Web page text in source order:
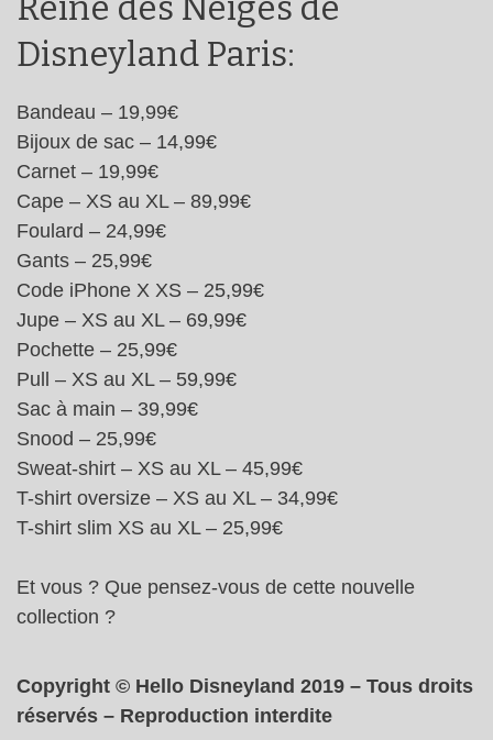
Disneyland Paris:
Bandeau – 19,99€
Bijoux de sac – 14,99€
Carnet – 19,99€
Cape – XS au XL – 89,99€
Foulard – 24,99€
Gants – 25,99€
Code iPhone X XS – 25,99€
Jupe – XS au XL – 69,99€
Pochette – 25,99€
Pull – XS au XL – 59,99€
Sac à main – 39,99€
Snood – 25,99€
Sweat-shirt – XS au XL – 45,99€
T-shirt oversize – XS au XL – 34,99€
T-shirt slim XS au XL – 25,99€
Et vous ? Que pensez-vous de cette nouvelle
collection ?
Copyright © Hello Disneyland 2019 – Tous droits
réservés – Reproduction interdite